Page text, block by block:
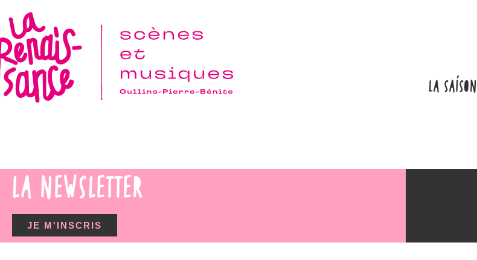
LA SAISON
LA NEWSLETTER
JE M'INSCRIS